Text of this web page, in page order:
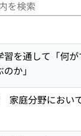
を通して「何が
か」
庭分野におい